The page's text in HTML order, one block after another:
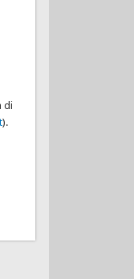
di
).